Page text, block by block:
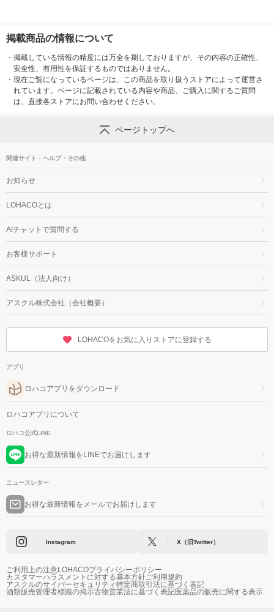
掲載商品の情報について
・ 掲載している情報の精度には万全を期しておりますが、その内容の正確性、
安全性、有用性を保証するものではありません。
・ 現在ご覧になっているページは、この商品を取り扱うストアによって運営さ
れています。ページに記載されている内容や商品、ご購入に関するご質問
は、直接各ストアにお問い合わせください。
ページトップへ
関連サイト・ヘルプ・その他
お知らせ
LOHACOとは
AIチャットで質問する
お客様サポート
ASKUL（法人向け）
アスクル株式会社（会社概要）
LOHACOをお気に入りストアに登録する
アプリ
ロハコアプリをダウンロード
ロハコアプリについて
ロハコ公式LINE
お得な最新情報をLINEでお届けします
ニュースレター
お得な最新情報をメールでお届けします
Instagram X（旧Twitter）
ご利用上の注意LOHACOプライバシーポリシー
カスタマーハラスメントに対する基本方針ご利用規約
アスクルのサイバーセキュリティ特定商取引法に基づく表記
酒類販売管理者標識の掲示古物営業法に基づく表記医薬品の販売に関する表示